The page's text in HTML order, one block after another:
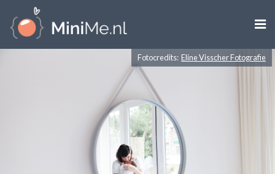

Fotocredits: Eline Visscher Fotografie